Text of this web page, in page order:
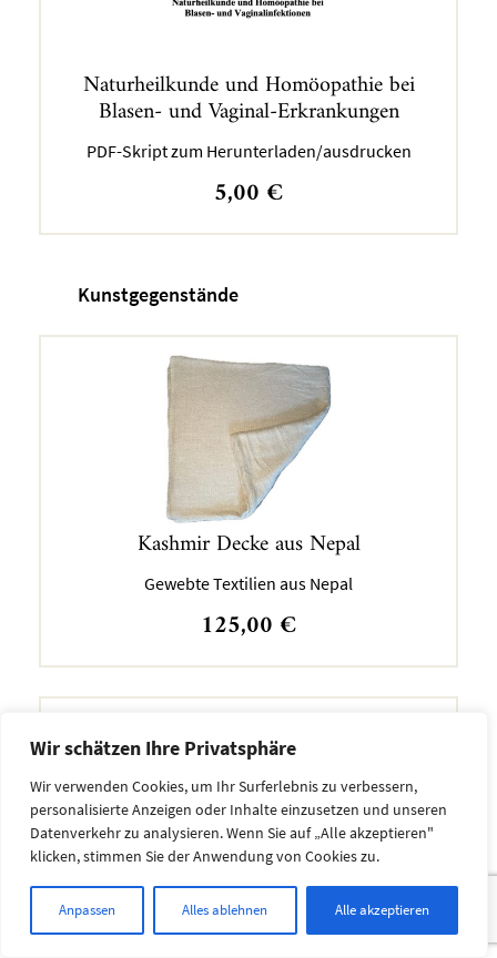
Wir schätzen Ihre Privatsphäre
Wir verwenden Cookies, um Ihr Surferlebnis zu verbessern,
personalisierte Anzeigen oder Inhalte einzusetzen und unseren
Datenverkehr zu analysieren. Wenn Sie auf „Alle akzeptieren"
klicken, stimmen Sie der Anwendung von Cookies zu.
Anpassen Alles ablehnen Alle akzeptieren
Naturheilkunde und Homöopathie bei
Blasen- und Vaginal-Erkrankungen
PDF-Skript zum Herunterladen/ausdrucken
5,00 €
Kunstgegenstände
Kashmir Decke aus Nepal
Gewebte Textilien aus Nepal
125,00 €
Kashmir Decke aus Nepal